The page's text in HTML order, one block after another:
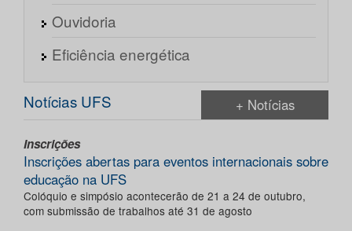
Ouvidoria
Eficiência energética
Notícias UFS + Notícias
Inscrições
Inscrições abertas para eventos internacionais sobre
educação na UFS
Colóquio e simpósio acontecerão de 21 a 24 de outubro,
com submissão de trabalhos até 31 de agosto